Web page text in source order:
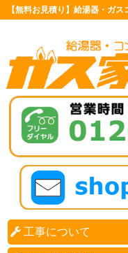
【無料お見積り】給湯器・ガ
工事について